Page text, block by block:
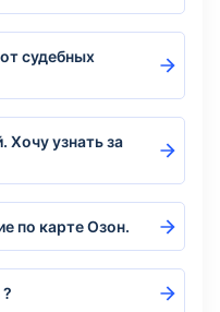
судебных
Хочу узнать за
по карте Озон.